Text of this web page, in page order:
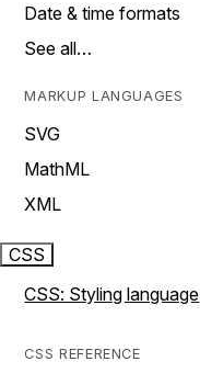
Date & time formats
See all…
MARKUP LANGUAGES
SVG
MathML
XML
CSS
CSS: Styling language
CSS REFERENCE